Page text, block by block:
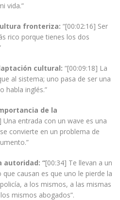
vida.”
fronteriza: “[00:02:16] Ser
rico porque tienes los dos
cultural: “[00:09:18] La
al sistema; uno pasa de ser una
habla inglés.”
de la
Una entrada con un wave es una
convierte en un problema de
autoridad: “[00:34] Te llevan a un
causan es que uno le pierde la
a los mismos, a las mismas
mismos abogados”.